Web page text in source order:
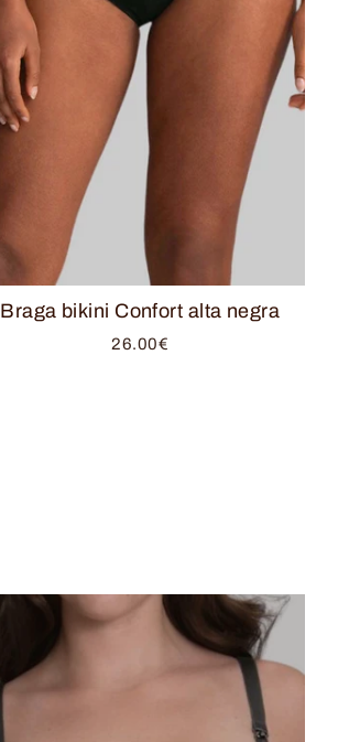
Braga bikini Confort alta negra
26.00€